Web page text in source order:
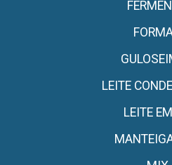
LEITE
LEITE